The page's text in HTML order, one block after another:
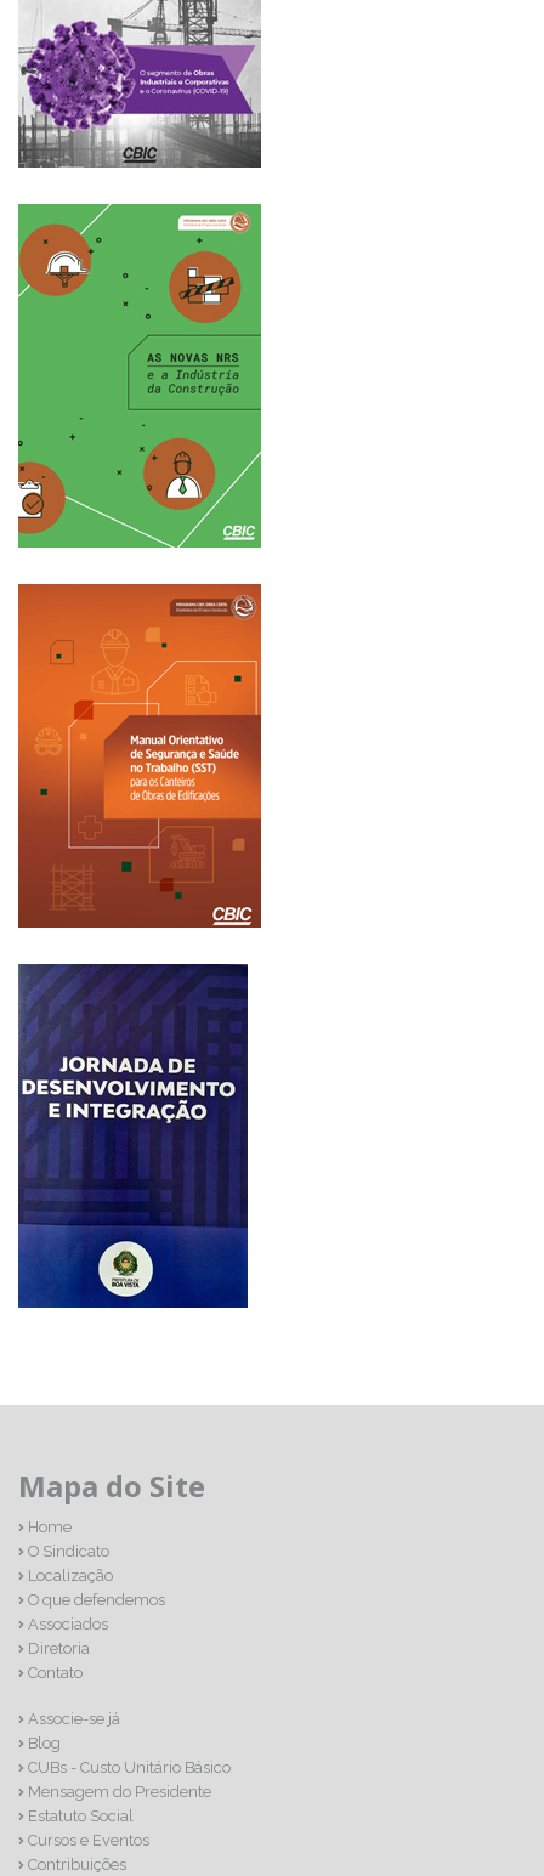
Mapa do Site
Home
O Sindicato
Localização
O que defendemos
Associados
Diretoria
Contato
Associe-se já
Blog
CUBs - Custo Unitário Básico
Mensagem do Presidente
Estatuto Social
Cursos e Eventos
Contribuições